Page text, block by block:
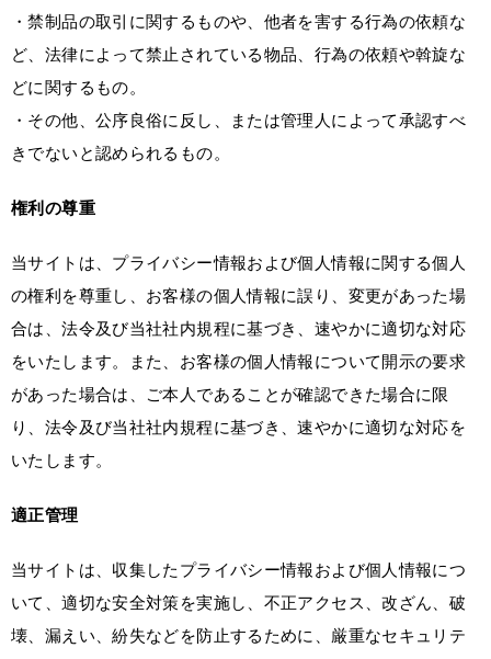
・禁制品の取引に関するものや、他者を害する行為の依頼な
ど、法律によって禁止されている物品、行為の依頼や斡旋な
どに関するもの。
・その他、公序良俗に反し、または管理人によって承認すべ
きでないと認められるもの。
権利の尊重
当サイトは、プライバシー情報および個人情報に関する個人
の権利を尊重し、お客様の個人情報に誤り、変更があった場
合は、法令及び当社社内規程に基づき、速やかに適切な対応
をいたします。また、お客様の個人情報について開示の要求
があった場合は、ご本人であることが確認できた場合に限
り、法令及び当社社内規程に基づき、速やかに適切な対応を
いたします。
適正管理
当サイトは、収集したプライバシー情報および個人情報につ
いて、適切な安全対策を実施し、不正アクセス、改ざん、破
壊、漏えい、紛失などを防止するために、厳重なセキュリテ